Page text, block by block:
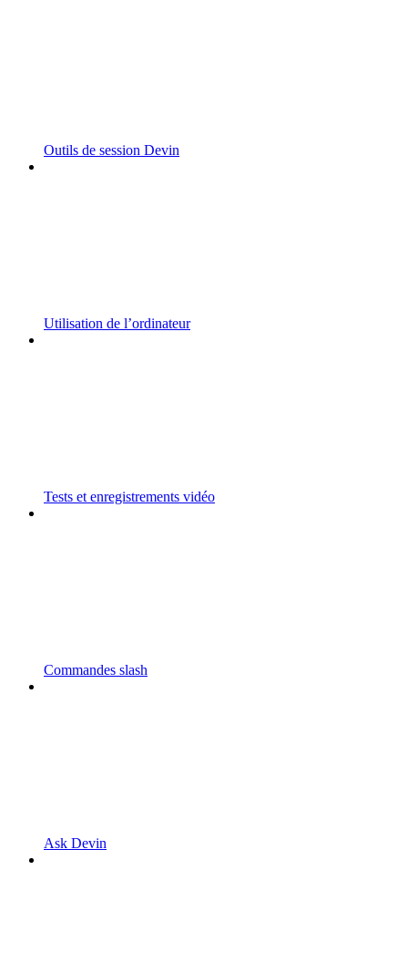
Outils de session Devin
Utilisation de l’ordinateur
Tests et enregistrements vidéo
Commandes slash
Ask Devin